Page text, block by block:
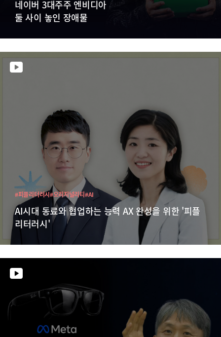
네이버 3대주주 엔비디아
둘 사이 놓인 장애물
AI시대 동료와 협업하는 능력 AX 완성을 위한 '피플
리터러시'
#피플리터러시#오리지널리티#AI